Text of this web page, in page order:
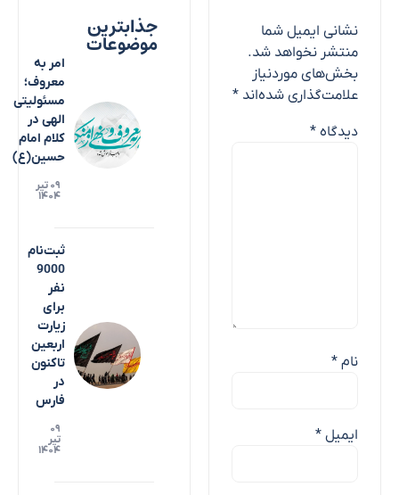
نشانی ایمیل شما
منتشر نخواهد شد.
بخش‌های موردنیاز
علامت‌گذاری شده‌اند *
دیدگاه *
نام *
ایمیل *
جذابترین
موضوعات
امر به
معروف؛
مسئولیتی
الهی در
کلام امام
حسین(ع)
۰۹ تیر
۱۴۰۴
ثبت‌نام
9000
نفر
برای
زیارت
اربعین
تاکنون
در
فارس
۰۹
تیر
۱۴۰۴